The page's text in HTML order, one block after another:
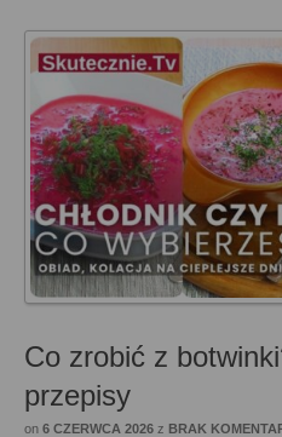
Co zrobić z
przepisy
on 6 CZERWCA 2026 z BRAK